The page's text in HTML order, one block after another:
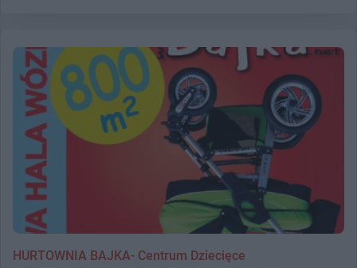
HURTOWNIA BAJKA- Centrum Dziecięce